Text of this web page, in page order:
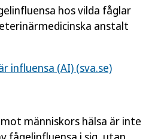
hos vilda fåglar
anstalt
influensa (AI) (sva.se)
människors hälsa är inte